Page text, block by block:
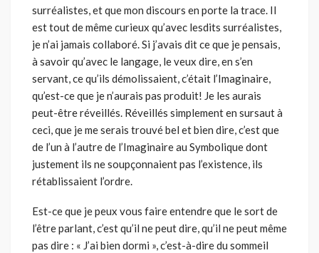
surréalistes, et que mon discours en porte la trace. Il
est tout de même curieux qu’avec lesdits surréalistes,
je n’ai jamais collaboré. Si j’avais dit ce que je pensais,
à savoir qu’avec le langage, le veux dire, en s’en
servant, ce qu’ils démolis­saient, c’était l’Imaginaire,
qu’est-ce que je n’aurais pas produit! Je les aurais
peut-être réveillés. Réveillés simplement en sursaut à
ceci, que je me serais trouvé bel et bien dire, c’est que
de l’un à l’autre de l’Imaginaire au Symbolique dont
justement ils ne soupçonnaient pas l’existence, ils
rétablissaient l’ordre.
Est-ce que je peux vous faire entendre que le sort de
l’être parlant, c’est qu’il ne peut dire, qu’il ne peut même
pas dire : « J’ai bien dormi », c’est-à-dire du sommeil